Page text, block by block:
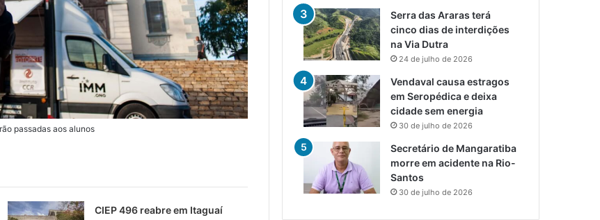
passadas aos alunos
CIEP 496 reabre em Itaguaí
Serra das Araras terá
cinco dias de interdições
na Via Dutra
24 de julho de 2026
Vendaval causa estragos
em Seropédica e deixa
cidade sem energia
30 de julho de 2026
Secretário de Mangaratiba
morre em acidente na Rio-
Santos
30 de julho de 2026